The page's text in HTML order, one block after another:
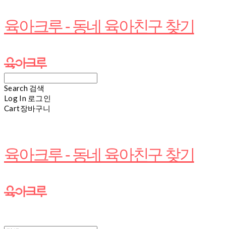
육아크루 - 동네 육아친구 찾기
Search 검색
Log In 로그인
Cart장바구니
육아크루 - 동네 육아친구 찾기